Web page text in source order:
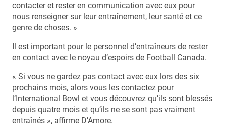
contacter et rester en communication avec eux pour
nous renseigner sur leur entraînement, leur santé et ce
genre de choses. »
Il est important pour le personnel d’entraîneurs de rester
en contact avec le noyau d’espoirs de Football Canada.
« Si vous ne gardez pas contact avec eux lors des six
prochains mois, alors vous les contactez pour
l’International Bowl et vous découvrez qu’ils sont blessés
depuis quatre mois et qu’ils ne se sont pas vraiment
entraînés », affirme D’Amore.